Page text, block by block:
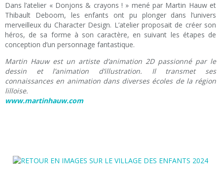
Dans l’atelier « Donjons & crayons ! » mené par Martin Hauw et
Thibault Deboom, les enfants ont pu plonger dans l’univers
merveilleux du Character Design. L’atelier proposait de créer son
héros, de sa forme à son caractère, en suivant les étapes de
conception d’un personnage fantastique.
Martin Hauw est un artiste d’animation 2D passionné par le
dessin et l’animation d’illustration. Il transmet ses
connaissances en animation dans diverses écoles de la région
lilloise.
www.martinhauw.com